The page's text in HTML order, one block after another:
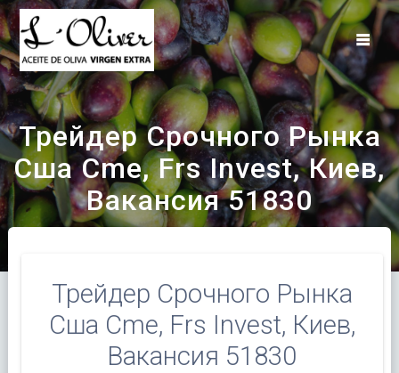
Saltar
al
contenido
Трейдер Срочного Рынка
Сша Cme, Frs Invest, Киев,
Вакансия 51830
Трейдер Срочного Рынка
Сша Cme, Frs Invest, Киев,
Вакансия 51830